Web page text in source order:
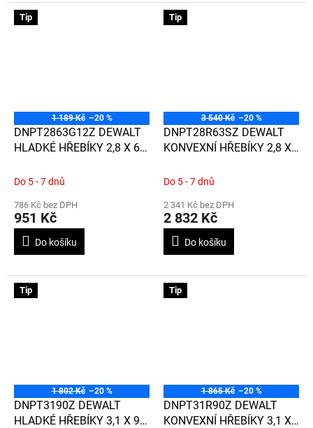
Tip
1 189 Kč –20 %
DNPT2863G12Z DEWALT
HLADKÉ HŘEBÍKY 2,8 X 63
GALVANIZOVANÉ
Do 5 - 7 dnů
786 Kč bez DPH
951 Kč
Do košíku
Tip
3 540 Kč –20 %
DNPT28R63SZ DEWALT
KONVEXNÍ HŘEBÍKY 2,8 X
Do 5 - 7 dnů
2 341 Kč bez DPH
2 832 Kč
Do košíku
Tip
1 802 Kč –20 %
DNPT3190Z DEWALT
HLADKÉ HŘEBÍKY 3,1 X 90
Tip
1 865 Kč –20 %
DNPT31R90Z DEWALT
KONVEXNÍ HŘEBÍKY 3,1 X